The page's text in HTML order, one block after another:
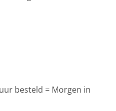
besteld = Morgen in